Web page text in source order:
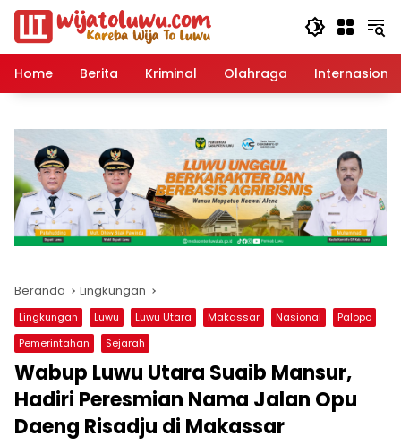
Langsung
konten
Home
Berita Kriminal Olahraga Internasional
Beranda Lingkungan
Lingkungan Luwu Luwu Utara Makassar Nasional
Palopo
Pemerintahan
Sejarah
Wabup Luwu Utara Suaib Mansur,
Hadiri Peresmian Nama Jalan Opu
Daeng Risadju di Makassar